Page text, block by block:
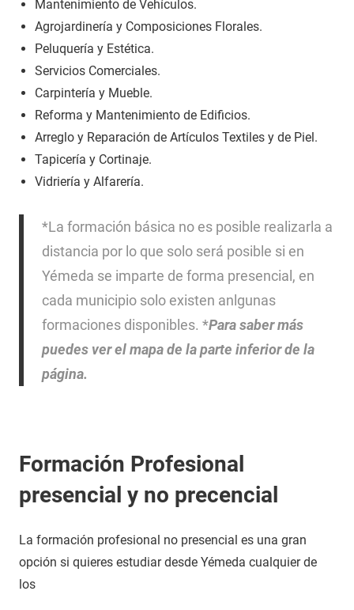
Mantenimiento de Vehículos.
Agrojardinería y Composiciones Florales.
Peluquería y Estética.
Servicios Comerciales.
Carpintería y Mueble.
Reforma y Mantenimiento de Edificios.
Arreglo y Reparación de Artículos Textiles y de Piel.
Tapicería y Cortinaje.
Vidriería y Alfarería.
*La formación básica no es posible realizarla a
distancia por lo que solo será posible si en
Yémeda se imparte de forma presencial, en
cada municipio solo existen anlgunas
formaciones disponibles. *Para saber más
puedes ver el mapa de la parte inferior de la
página.
Formación Profesional
presencial y no precencial
La formación profesional no presencial es una gran
opción si quieres estudiar desde Yémeda cualquier de
los